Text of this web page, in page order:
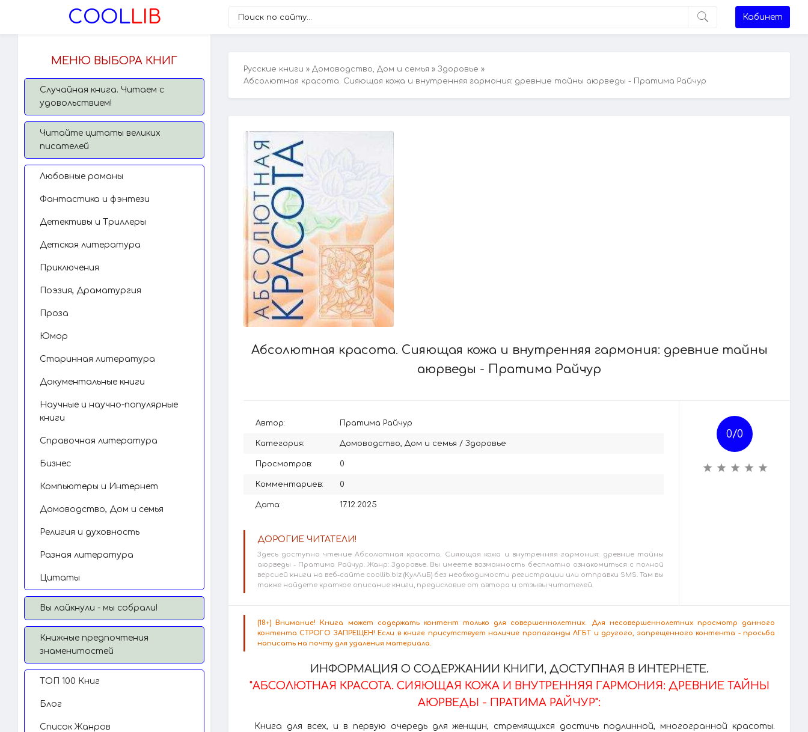
COOLLIB Кабинет
МЕНЮ ВЫБОРА КНИГ
Случайная книга. Читаем с
удовольствием!
Читайте цитаты великих
писателей
Любовные романы
Фантастика и фэнтези
Детективы и Триллеры
Детская литература
Приключения
Поэзия, Драматургия
Проза
Юмор
Старинная литература
Документальные книги
Научные и научно-популярные
книги
Справочная литература
Бизнес
Компьютеры и Интернет
Домоводство, Дом и семья
Религия и духовность
Разная литература
Цитаты
Вы лайкнули - мы собрали!
Книжные предпочтения
знаменитостей
TОП 100 Книг
Блог
Список Жанров
Русские книги » Домоводство, Дом и семья » Здоровье »
Абсолютная красота. Сияющая кожа и внутренняя гармония: древние тайны аюрведы - Пратима Райчур
Абсолютная красота. Сияющая кожа и внутренняя гармония: древние тайны
аюрведы - Пратима Райчур
Автор: Пратима Райчур
Категория: Домоводство, Дом и семья / Здоровье
Просмотров: 0
Комментариев: 0
Дата: 17.12.2025
ДОРОГИЕ ЧИТАТЕЛИ!
Здесь доступно чтение Абсолютная красота. Сияющая кожа и внутренняя гармония: древние тайны
аюрведы - Пратима Райчур. Жанр: Здоровье. Вы имеете возможность бесплатно ознакомиться с полной
версией книги на веб-сайте coollib.biz (КулЛиБ) без необходимости регистрации или отправки SMS. Там вы
также найдете краткое описание книги, предисловие от автора и отзывы читателей.
0/0
(18+) Внимание! Книга может содержать контент только для совершеннолетних. Для несовершеннолетних просмотр данного
контента СТРОГО ЗАПРЕЩЕН! Если в книге присутствует наличие пропаганды ЛГБТ и другого, запрещенного контента - просьба
написать на почту для удаления материала.
ИНФОРМАЦИЯ О СОДЕРЖАНИИ КНИГИ, ДОСТУПНАЯ В ИНТЕРНЕТЕ.
"АБСОЛЮТНАЯ КРАСОТА. СИЯЮЩАЯ КОЖА И ВНУТРЕННЯЯ ГАРМОНИЯ: ДРЕВНИЕ ТАЙНЫ
АЮРВЕДЫ - ПРАТИМА РАЙЧУР":
Книга для всех, и в первую очередь для женщин, стремящихся достичь подлинной, многогранной красоты.